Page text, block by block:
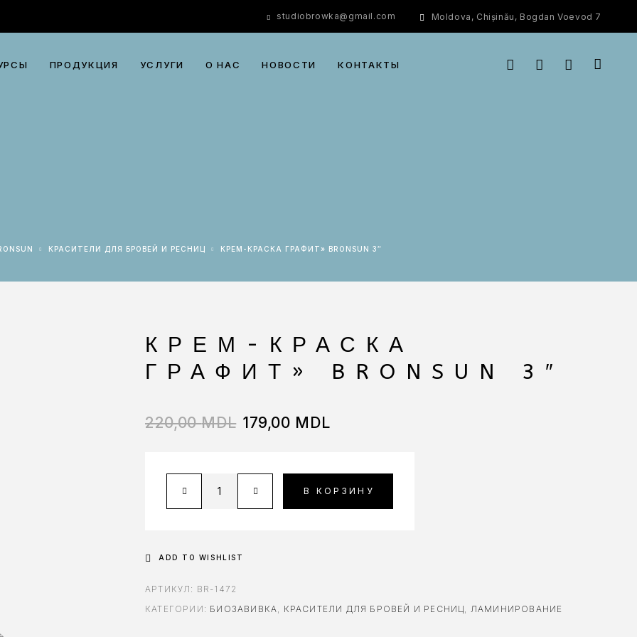
studiobrowka@gmail.com Moldova, Chișinău, Bogdan Voevod 7
ПРОДУКЦИЯ УСЛУГИ О НАС НОВОСТИ КОНТАКТЫ
КРАСИТЕЛИ ДЛЯ БРОВЕЙ И РЕСНИЦ КРЕМ-КРАСКА ГРАФИТ» BRONSUN 3″
КРЕМ-КРАСКА
ГРАФИТ» BRONSUN 3″
220,00MDL 179,00 MDL
В КОРЗИНУ
ADD TO WISHLIST
АРТИКУЛ: BR-1472
КАТЕГОРИИ: БИОЗАВИВКА, КРАСИТЕЛИ ДЛЯ БРОВЕЙ И РЕСНИЦ, ЛАМИНИРОВАНИЕ